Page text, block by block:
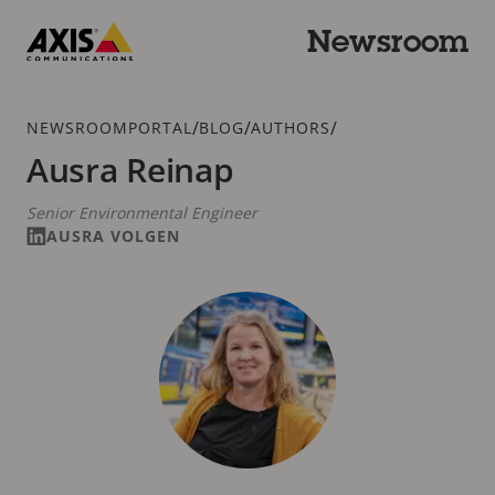
naar
Newsroom
Kruimelspoor
NEWSROOMPORTAL /BLOG/AUTHORS/
Ausra Reinap
Senior Environmental Engineer
AUSRA VOLGEN